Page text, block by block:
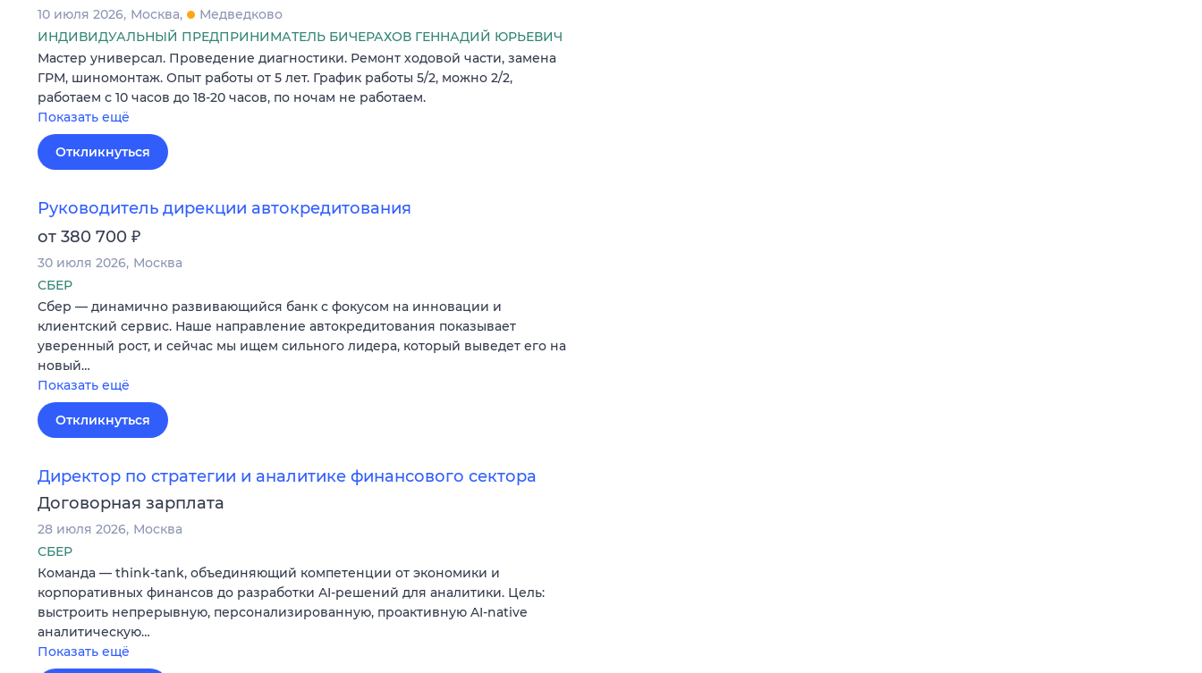
10 июля 2026 Москва
Медведково
ИНДИВИДУАЛЬНЫЙ ПРЕДПРИНИМАТЕЛЬ БИЧЕРАХОВ ГЕННАДИЙ ЮРЬЕВИЧ
Мастер универсал. Проведение диагностики. Ремонт ходовой части, замена
ГРМ, шиномонтаж. Опыт работы от 5 лет. График работы 5/2, можно 2/2,
работаем с 10 часов до 18-20 часов, по ночам не работаем.
Показать ещё
Откликнуться
Руководитель дирекции автокредитования
от 380 700 ₽
30 июля 2026 Москва
СБЕР
Сбер — динамично развивающийся банк с фокусом на инновации и
клиентский сервис. Наше направление автокредитования показывает
уверенный рост, и сейчас мы ищем сильного лидера, который выведет его на
новый…
Показать ещё
Откликнуться
Директор по стратегии и аналитике финансового сектора
Договорная зарплата
28 июля 2026 Москва
СБЕР
Команда — think-tank, объединяющий компетенции от экономики и
корпоративных финансов до разработки AI-решений для аналитики. Цель:
выстроить непрерывную, персонализированную, проактивную AI-native
аналитическую…
Показать ещё